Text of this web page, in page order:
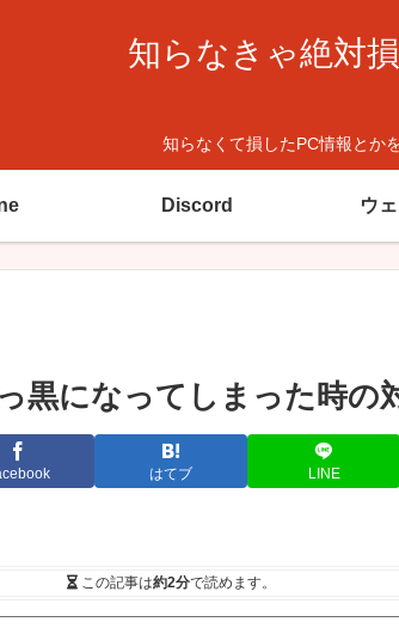
知らなきゃ絶対
知らなくて損したPC情報とか
Discord ウ
黒になってしまった時の
はてブ LINE
この記事は約2分で読めます。